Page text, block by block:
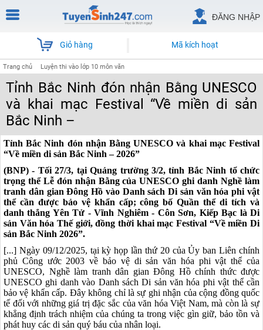
ĐĂNG NHẬP
Giỏ hàng Mã kích hoạt
Trang chủ Luyện thi vào lớp 10 môn văn
Tỉnh Bắc Ninh đón nhận Bằng UNESCO
và khai mạc Festival “Về miền di sản
Bắc Ninh –
Tỉnh Bắc Ninh đón nhận Bằng UNESCO và khai mạc Festival
“Về miền di sản Bắc Ninh – 2026”
(BNP) - Tối 27/3, tại Quảng trường 3/2, tỉnh Bắc Ninh tổ chức
trọng thể Lễ đón nhận Bằng của UNESCO ghi danh Nghề làm
tranh dân gian Đông Hồ vào Danh sách Di sản văn hóa phi vật
thể cần được bảo vệ khẩn cấp; công bố Quần thể di tích và
danh thắng Yên Tử - Vĩnh Nghiêm - Côn Sơn, Kiếp Bạc là Di
sản Văn hóa Thế giới, đồng thời khai mạc Festival “Về miền Di
sản Bắc Ninh 2026”.
[...] Ngày 09/12/2025, tại kỳ họp lần thứ 20 của Ủy ban Liên chính
phủ Công ước 2003 về bảo vệ di sản văn hóa phi vật thể của
UNESCO, Nghề làm tranh dân gian Đông Hồ chính thức được
UNESCO ghi danh vào Danh sách Di sản văn hóa phi vật thể cần
bảo vệ khẩn cấp. Đây không chỉ là sự ghi nhận của cộng đồng quốc
tế đối với những giá trị đặc sắc của văn hóa Việt Nam, mà còn là sự
khẳng định trách nhiệm của chúng ta trong việc gìn giữ, bảo tồn và
phát huy các di sản quý báu của nhân loại.